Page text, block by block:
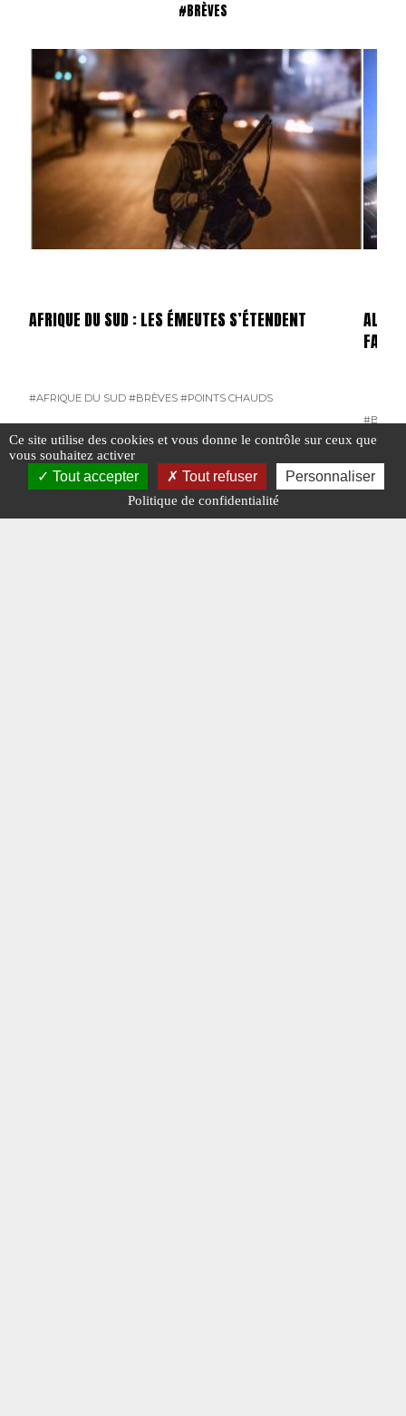
#BRÈVES
AFRIQUE DU SUD : LES ÉMEUTES S’ÉTENDENT
#AFRIQUE DU SUD #BRÈVES #POINTS CHAUDS
FAILLI
#INDE
Ce site utilise des cookies et vous donne le contrôle sur ceux que
vous souhaitez activer
Tout accepter Tout refuser Personnaliser
Politique de confidentialité